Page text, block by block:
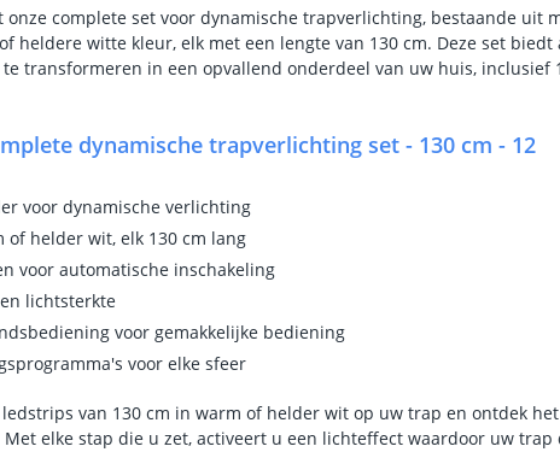
complete set voor dynamische trapverlichting, bestaande uit
heldere witte kleur, elk met een lengte van 130 cm. Deze set biedt
transformeren in een opvallend onderdeel van uw huis, inclusief
dynamische trapverlichting set - 130 cm - 12
voor dynamische verlichting
of helder wit, elk 130 cm lang
voor automatische inschakeling
lichtsterkte
voor gemakkelijke bediening
voor elke sfeer
van 130 cm in warm of helder wit op uw trap en ontdek het
elke stap die u zet, activeert u een lichteffect waardoor uw trap